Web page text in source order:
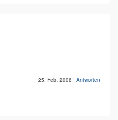
25. Feb. 2006 | Antworten